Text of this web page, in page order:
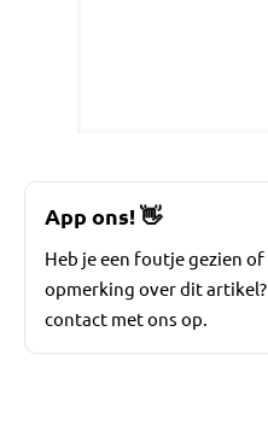
App ons!👋
Heb je een foutje gezien of
opmerking over dit artikel?
contact met ons op.